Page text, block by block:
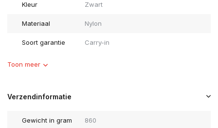
Kleur Zwart
Materiaal Nylon
Soort garantie Carry-in
Toon meer
Verzendinformatie
Gewicht in gram 860